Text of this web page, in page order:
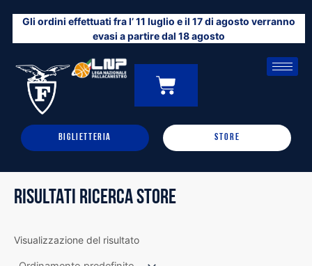
contenuto
Gli ordini effettuati fra l’ 11 luglio e il 17 di agosto verranno
evasi a partire dal 18 agosto
0
CARRELLO
BIGLIETTERIA STORE
RISULTATI RICERCA STORE
Visualizzazione del risultato